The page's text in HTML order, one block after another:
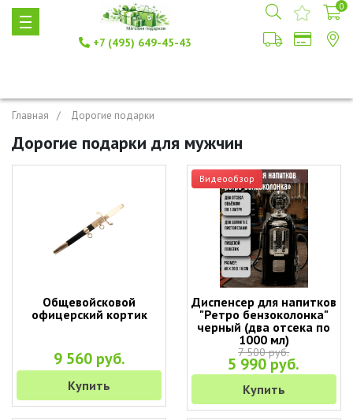
+7 (495) 649-45-43
0
Главная Дорогие подарки
Дорогие подарки для мужчин
Общевойсковой
офицерский кортик
9 560 руб.
Купить
Видеообзор
Диспенсер для напитков
"Ретро бензоколонка"
черный (два отсека по
1000 мл)
7 500 руб.
5 990 руб.
Купить